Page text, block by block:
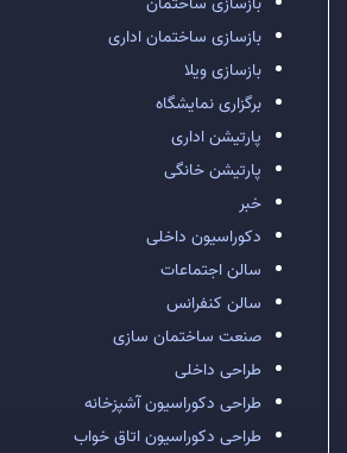
بازسازی ساختمان اداری
بازسازی ویلا
برگزاری نمایشگاه
پارتیشن اداری
پارتیشن خانگی
خبر
دکوراسیون داخلی
سالن اجتماعات
سالن کنفرانس
صنعت ساختمان سازی
طراحی داخلی
طراحی دکوراسیون آشپزخانه
طراحی دکوراسیون اتاق خواب